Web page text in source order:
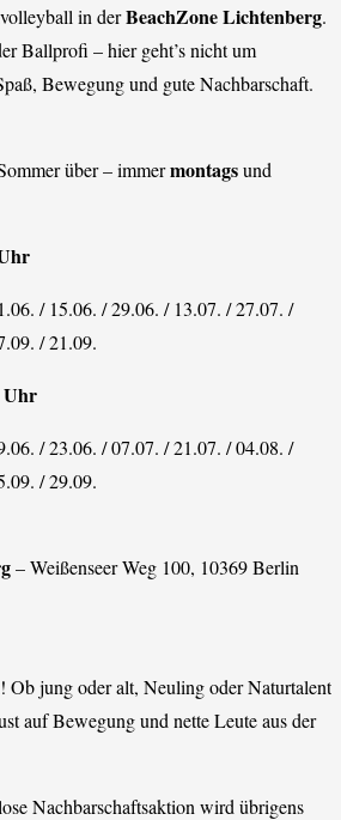
in derBeachZone Lichtenberg.
Ballprofi – hier geht’s nicht um
Bewegung und gute Nachbarschaft.
über – immermontagsund
/ 15.06. / 29.06. / 13.07. / 27.07. /
/ 21.09.
Uhr
/ 23.06. / 07.07. / 21.07. / 04.08. /
/ 29.09.
– Weißenseer Weg 100, 10369 Berlin
jung oder alt, Neuling oder Naturtalent
auf Bewegung und nette Leute aus der
Nachbarschaftsaktion wird übrigens